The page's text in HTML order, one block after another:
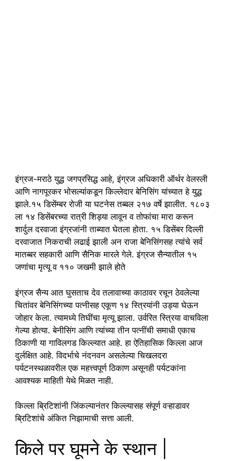
इंग्रज-मराठे युद्ध जगप्रसिद्ध आहे, इंग्रज अधिकारी ऑर्थर वेलस्ली
आणि नागपूरकर भोसल्यांकडून किल्लेदार बेनिसिंग यांच्यात हे युद्ध
झाले.१५ डिसेंम्बर रोजी या घटनेस तब्बल २१७ वर्षे झालीत. १८०३
ला १४ डिसेंबरच्या रात्री शिड्या लावून व तोफांचा मारा करून
शार्दुल दरवाजा इंग्रजांनी ताब्यात घेतला होता. १५ डिसेंबर दिल्ली
दरवाजात निकराची लढाई झाली अन राजा बेनिसिंगसह त्यांचे सर्व
मातब्बर सहकारी आणि सैनिक मारले गेले. इंग्रज सैन्यातील १५
जणांचा मृत्यू व ११० जखमी झाले होते
इंग्रज सैन्य आत घुसताच देव तलावाच्या काठावर रचून ठेवलेल्या
चितांवर बेनिसिंगच्या पत्नीसह एकूण १४ स्त्रियांनी उड्या घेऊन
जोहार केला. त्यामध्ये तिघींचा मृत्यू झाला. उर्वरित स्त्रिया वाचविला
गेल्या होत्या. बेनीसिंग आणि त्यांच्या तीन पत्नींची समाधी एकाच
ठिकाणी या गाविलगड किल्ल्यात आहे. हा ऐतिहासिक किल्ला आज
दुर्लक्षित आहे. विदर्भाचे नंदनवन असलेल्या चिखलदरा
पर्यटनस्थळावरील एक महत्त्वपूर्ण ठिकाण असूनही पर्यटकांना
आवश्यक माहिती येथे मिळत नाही.
किल्ला ब्रिटिशांनी जिंकल्यानंतर किल्ल्यासह संपूर्ण वऱ्हाडावर
ब्रिटिशांचे अंकित निझामाची सत्ता आली.
किले पर घूमने के स्थान |